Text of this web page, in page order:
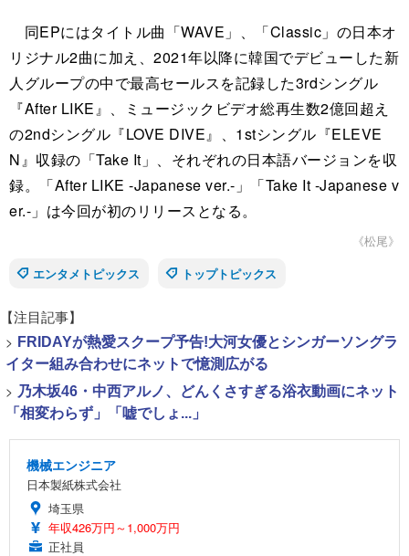
同EPにはタイトル曲「WAVE」、「Classic」の日本オ
リジナル2曲に加え、2021年以降に韓国でデビューした新
人グループの中で最高セールスを記録した3rdシングル
『After LIKE』、ミュージックビデオ総再生数2億回超え
の2ndシングル『LOVE DIVE』、1stシングル『ELEVE
N』収録の「Take It」、それぞれの日本語バージョンを収
録。「After LIKE -Japanese ver.-」「Take It -Japanese v
er.-」は今回が初のリリースとなる。
《松尾》
エンタメトピックス
トップトピックス
【注目記事】
> FRIDAYが熱愛スクープ予告!大河女優とシンガーソングラ
イター組み合わせにネットで憶測広がる
> 乃木坂46・中西アルノ、どんくさすぎる浴衣動画にネット
「相変わらず」「嘘でしょ...」
機械エンジニア
日本製紙株式会社
埼玉県
年収426万円～1,000万円
正社員